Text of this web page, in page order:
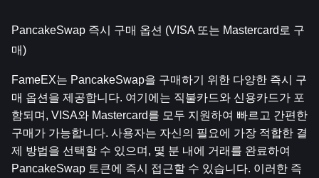
PancakeSwap 즉시 구매 옵션 (VISA 또는 Mastercard로 구
매)
FameEX는 PancakeSwap을 구매하기 위한 다양한 즉시 구
매 옵션을 제공합니다. 여기에는 직불카드와 신용카드가 포
함되며, VISA와 Mastercard를 모두 지원하여 빠르고 간편한
구매가 가능합니다. 사용자는 자신의 필요에 가장 적합한 결
제 방법을 선택할 수 있으며, 몇 분 내에 거래를 완료하여
PancakeSwap 토큰에 즉시 접근할 수 있습니다. 이러한 즉